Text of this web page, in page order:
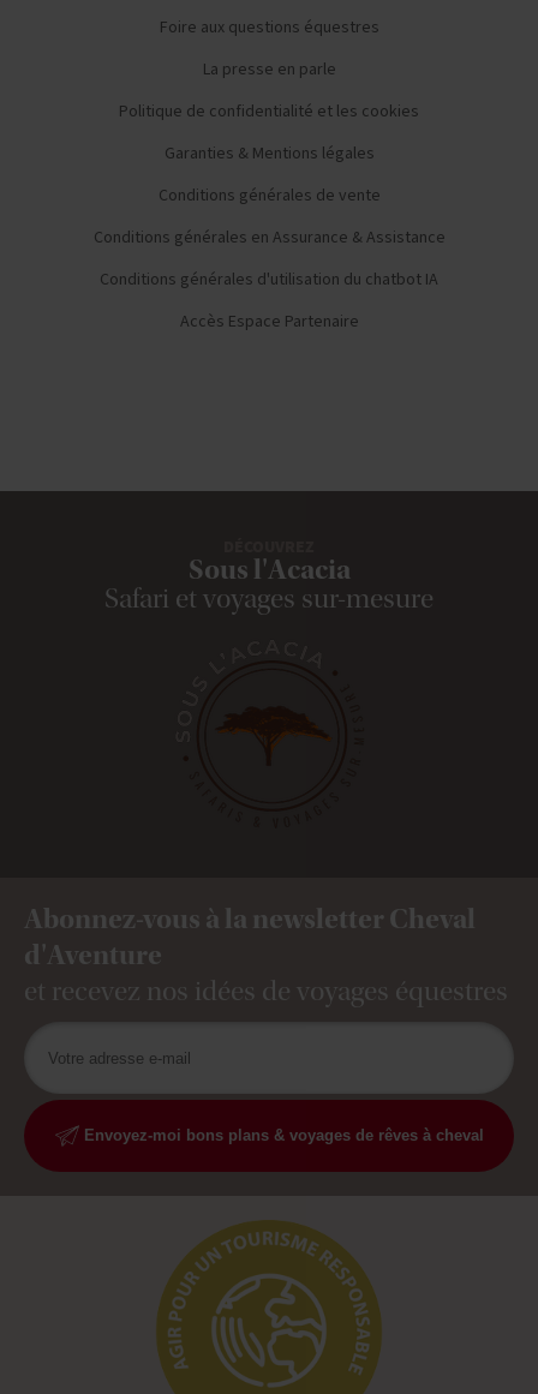
Foire aux questions équestres
La presse en parle
Politique de confidentialité et les cookies
Garanties & Mentions légales
Conditions générales de vente
Conditions générales en Assurance & Assistance
Conditions générales d'utilisation du chatbot IA
Accès Espace Partenaire
Sous l'Acacia
Safari et voyages sur-mesure
Abonnez-vous à la newsletter Cheval
d'Aventure
et recevez nos idées de voyages équestres
Envoyez-moi bons plans & voyages de rêves à cheval